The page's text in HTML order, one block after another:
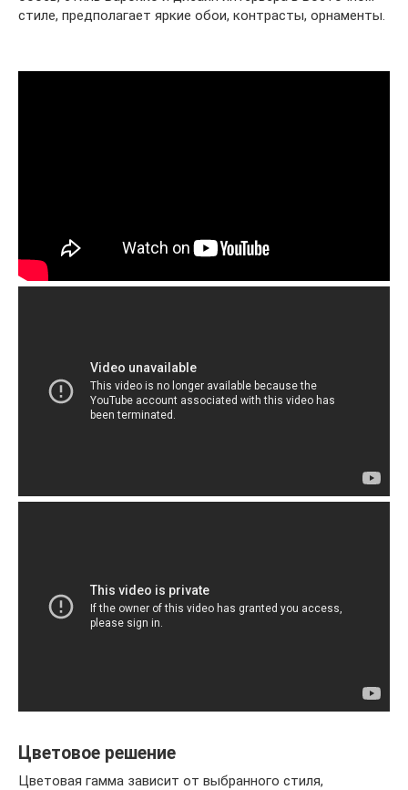
стиле, предполагает яркие обои, контрасты, орнаменты.
Цветовое решение
Цветовая гамма зависит от выбранного стиля,